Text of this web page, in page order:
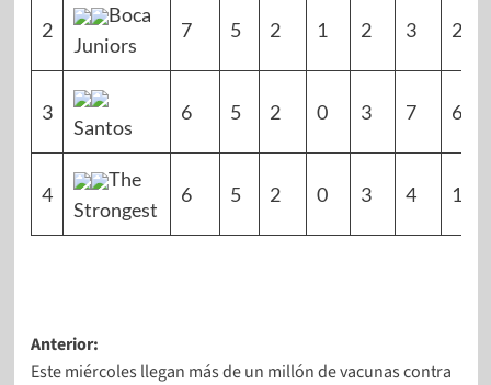
2
Boca
Juniors
7 5 2 1 2 3 2
3
Santos
6 5 2 0 3 7 6
4
The
Strongest
6 5 2 0 3 4 11
Anterior:
Este miércoles llegan más de un millón de vacunas contra